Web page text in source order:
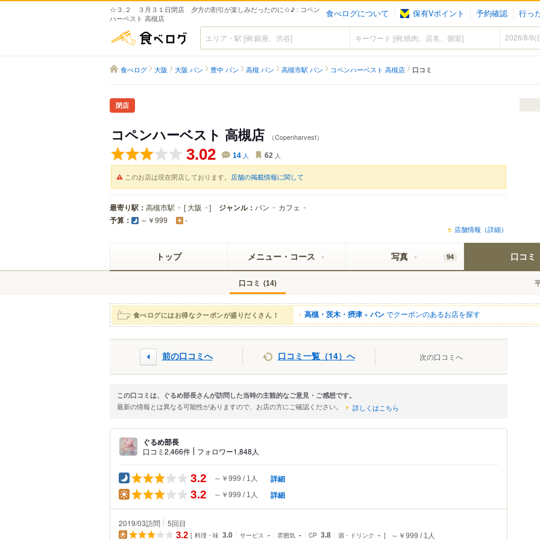
☆３.２ ３月３１日閉店 夕方の割引が楽しみだったのに☆♪ : コペン
ハーベスト 高槻店
食べログについて 保有Vポイント 予約確認 行っ
食べログ
食べログ 大阪 大阪 パン 豊中 パン 高槻 パン 高槻市駅 パン コペンハーベスト 高槻店 口コミ
閉店
コペンハーベスト 高槻店 （Copenharvest）
3.02 14 人 62 人
このお店は現在閉店しております。 店舗の掲載情報に関して
最寄り駅： 高槻市駅 [ 大阪 ] ジャンル： パン カフェ
予算： ～￥999 -
店舗情報（詳細）
トップ メニュー・コース 写真 94 口コミ
口コミ (14)
食べログにはお得なクーポンが盛りだくさん！ 高槻・茨木・摂津 × パンでクーポンのあるお店を探す
前の口コミへ 口コミ一覧（14）へ 次の口コミへ
この口コミは、ぐるめ部長さんが訪問した当時の主観的なご意見・ご感想です。
最新の情報とは異なる可能性がありますので、お店の方にご確認ください。 詳しくはこちら
ぐるめ部長
口コミ2,466件 フォロワー1,848人
3.2 ～￥999 1人 詳細
3.2 ～￥999 1人 詳細
2019/03訪問 5回目
3.2
料理・味 3.0 サービス - 雰囲気 - CP 3.8 酒・ドリンク - ～￥999 1人